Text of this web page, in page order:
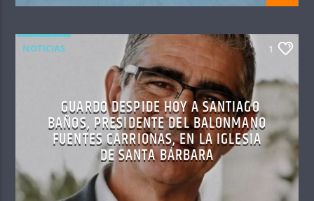
NOTICIAS 1
GUARDO DESPIDE HOY A SANTIAGO
BAÑOS, PRESIDENTE DEL BALONMANO
FUENTES CARRIONAS, EN LA IGLESIA
DE SANTA BÁRBARA